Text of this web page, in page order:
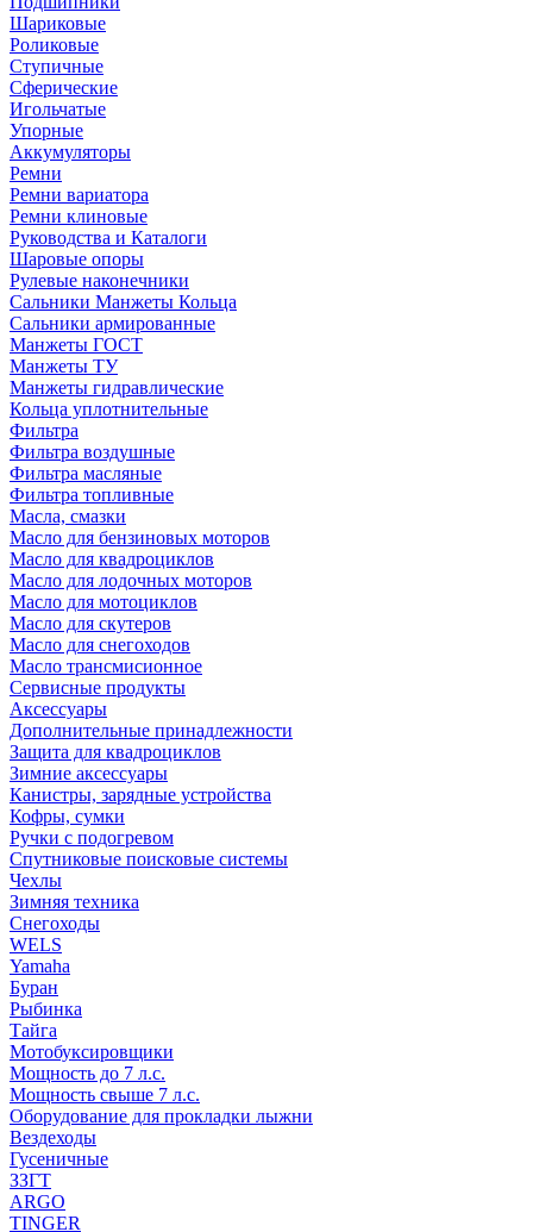
Шариковые
Роликовые
Ступичные
Сферические
Игольчатые
Упорные
Аккумуляторы
Ремни
Ремни вариатора
Ремни клиновые
Руководства и Каталоги
Шаровые опоры
Рулевые наконечники
Сальники Манжеты Кольца
Сальники армированные
Манжеты ГОСТ
Манжеты ТУ
Манжеты гидравлические
Кольца уплотнительные
Фильтра
Фильтра воздушные
Фильтра масляные
Фильтра топливные
Масла, смазки
Масло для бензиновых моторов
Масло для квадроциклов
Масло для лодочных моторов
Масло для мотоциклов
Масло для скутеров
Масло для снегоходов
Масло трансмисионное
Сервисные продукты
Аксессуары
Дополнительные принадлежности
Защита для квадроциклов
Зимние аксессуары
Канистры, зарядные устройства
Кофры, сумки
Ручки с подогревом
Спутниковые поисковые системы
Чехлы
Зимняя техника
Снегоходы
WELS
Yamaha
Буран
Рыбинка
Тайга
Мотобуксировщики
Мощность до 7 л.с.
Мощность свыше 7 л.с.
Оборудование для прокладки лыжни
Вездеходы
Гусеничные
ЗЗГТ
ARGO
TINGER